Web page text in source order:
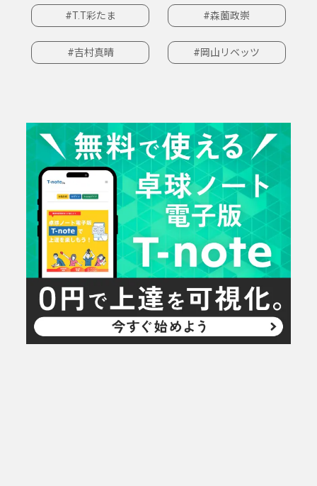
#T.T彩たま #森薗政崇
#吉村真晴 #岡山リベッツ